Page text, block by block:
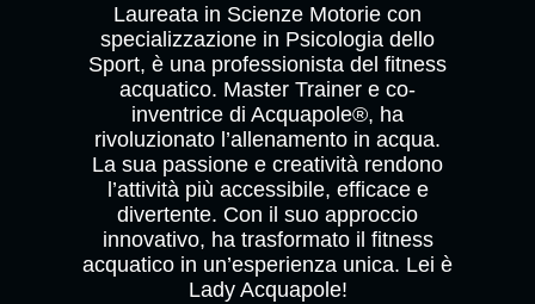
Laureata in Scienze Motorie con
specializzazione in Psicologia dello
Sport, è una professionista del fitness
acquatico. Master Trainer e co-
inventrice di Acquapole®, ha
rivoluzionato l’allenamento in acqua.
La sua passione e creatività rendono
l’attività più accessibile, efficace e
divertente. Con il suo approccio
innovativo, ha trasformato il fitness
acquatico in un’esperienza unica. Lei è
Lady Acquapole!